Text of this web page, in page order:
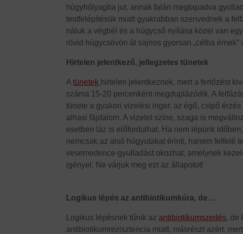
húgyhólyagba jut, annak falán megtapadva
testfelépítésük miatt gyakrabban szenvednek a
náluk a végbél és a húgycső nyílása közel van
rövid húgycsövön át sajnos gyorsan „célba érnek”
Hirtelen jelentkező, jellegzetes tünetek
Atünetek hirtelen jelentkeznek, mert a fertőzést
száma 15-20 percenként megduplázódik. A
tünete a gyakori vizelési inger, az égő, csípő
alhasi fájdalom. A vizelet színe, szaga is
esetben láz is előfordulhat. Ha nem lépünk
nemcsak az alsó húgyutakat érinti, hanem felfelé
vesemedence-gyulladást okozhat, amelynek
igényel. Ne várjuk meg ezt az állapotot!
Logikus lépés az antibiotikumkúra, de…
Logikus lépésnek tűnik az antibiotikumszedés, de
antibiotikumrezisztencia miatt, másrészt azért,